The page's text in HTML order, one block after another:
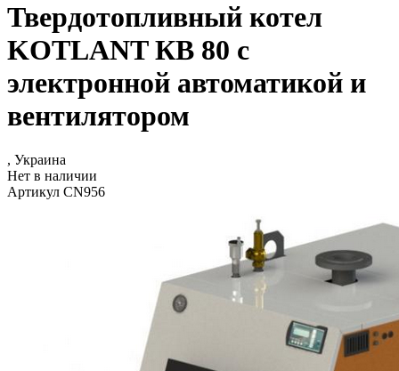
Твердотопливный котел
KOTLANT КВ 80 с
электронной автоматикой и
вентилятором
, Украина
Нет в наличии
Артикул CN956